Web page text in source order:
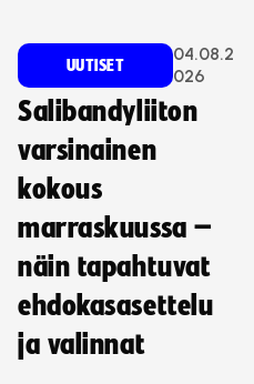
UUTISET
04.08.2
026
Salibandyliiton
varsinainen
kokous
marraskuussa –
näin tapahtuvat
ehdokasasettelu
ja valinnat